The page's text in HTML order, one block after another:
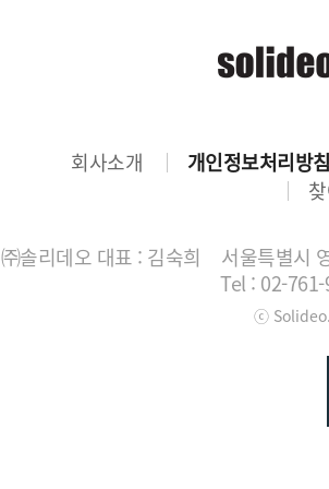
회사소개 개인정보처리방침
㈜솔리데오 대표 : 김숙희
서울특별시
Tel : 02-
ⓒ